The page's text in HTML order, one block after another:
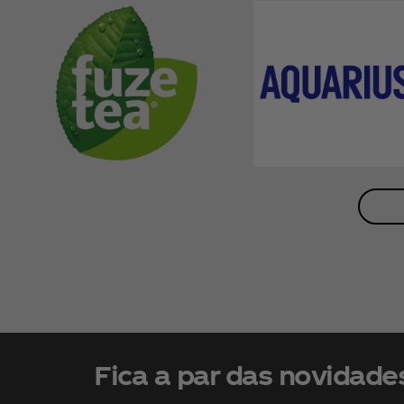
Fica a par das